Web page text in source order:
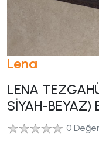
Lena
LENA
SİYAH-BEYAZ)
0